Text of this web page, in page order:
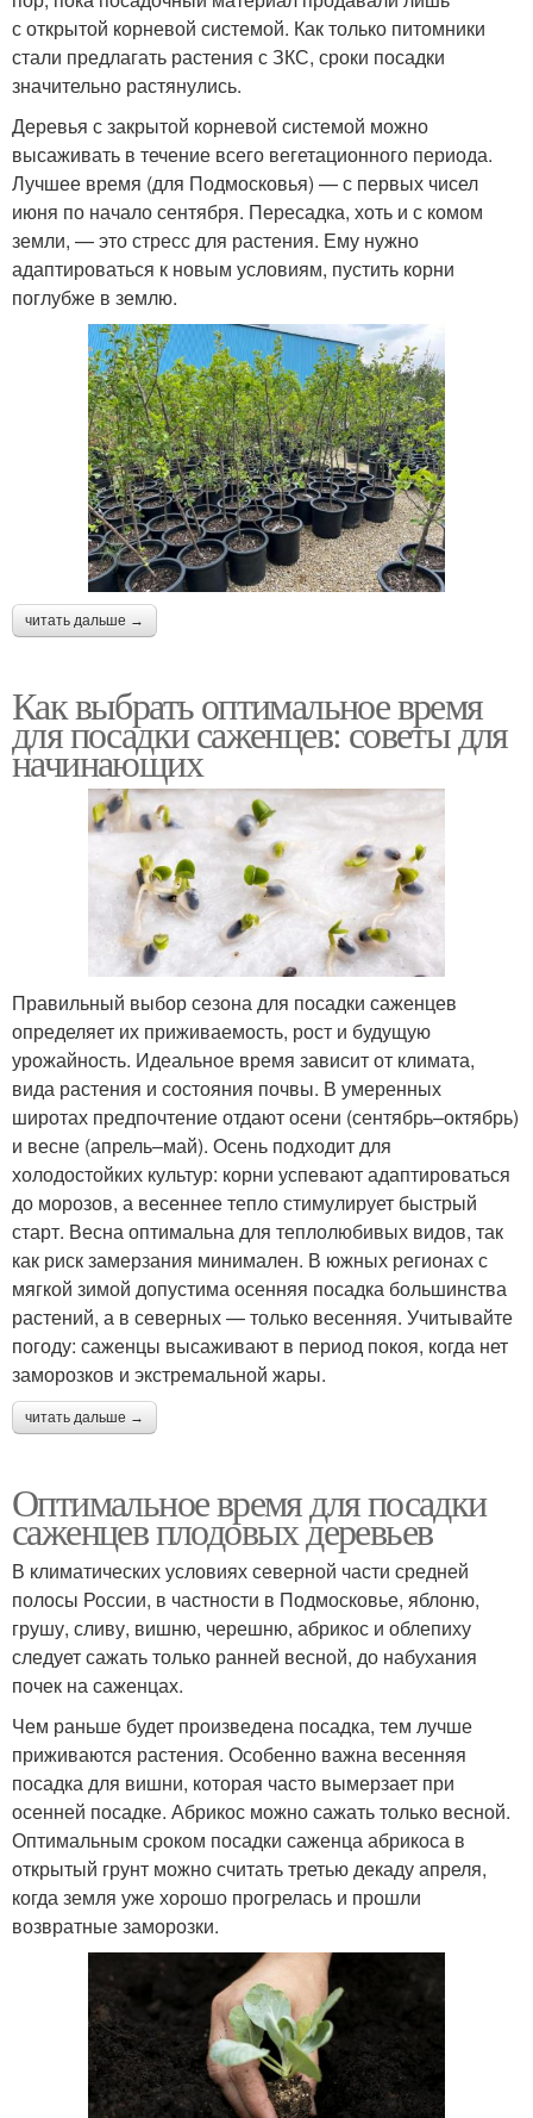
с открытой корневой системой. Как только питомники
стали предлагать растения с ЗКС, сроки посадки
значительно растянулись.
Деревья с закрытой корневой системой можно
высаживать в течение всего вегетационного периода.
Лучшее время (для Подмосковья) — с первых чисел
июня по начало сентября. Пересадка, хоть и с комом
земли, — это стресс для растения. Ему нужно
адаптироваться к новым условиям, пустить корни
поглубже в землю.
читать дальше →
Как выбрать оптимальное время
для посадки саженцев: советы для
начинающих
Правильный выбор сезона для посадки саженцев
определяет их приживаемость, рост и будущую
урожайность. Идеальное время зависит от климата,
вида растения и состояния почвы. В умеренных
широтах предпочтение отдают осени (сентябрь–октябрь)
и весне (апрель–май). Осень подходит для
холодостойких культур: корни успевают адаптироваться
до морозов, а весеннее тепло стимулирует быстрый
старт. Весна оптимальна для теплолюбивых видов, так
как риск замерзания минимален. В южных регионах с
мягкой зимой допустима осенняя посадка большинства
растений, а в северных — только весенняя. Учитывайте
погоду: саженцы высаживают в период покоя, когда нет
заморозков и экстремальной жары.
читать дальше →
Оптимальное время для посадки
саженцев плодовых деревьев
В климатических условиях северной части средней
полосы России, в частности в Подмосковье, яблоню,
грушу, сливу, вишню, черешню, абрикос и облепиху
следует сажать только ранней весной, до набухания
почек на саженцах.
Чем раньше будет произведена посадка, тем лучше
приживаются растения. Особенно важна весенняя
посадка для вишни, которая часто вымерзает при
осенней посадке. Абрикос можно сажать только весной.
Оптимальным сроком посадки саженца абрикоса в
открытый грунт можно считать третью декаду апреля,
когда земля уже хорошо прогрелась и прошли
возвратные заморозки.